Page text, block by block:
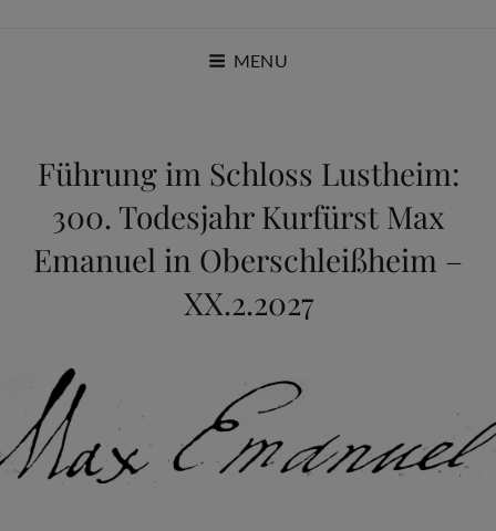
MENU
Führung im Schloss Lustheim:
300. Todesjahr Kurfürst Max
Emanuel in Oberschleißheim –
XX.2.2027